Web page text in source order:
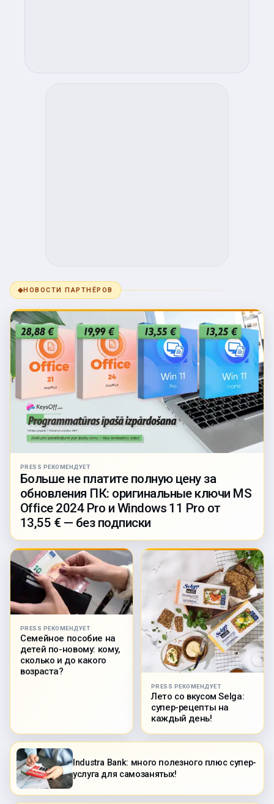
◆НОВОСТИ ПАРТНЁРОВ
PRESS РЕКОМЕНДУЕТ
Больше не платите полную цену за
обновления ПК: оригинальные ключи MS
Office 2024 Pro и Windows 11 Pro от
13,55 € — без подписки
PRESS РЕКОМЕНДУЕТ
Семейное пособие на
детей по-новому: кому,
сколько и до какого
возраста?
PRESS РЕКОМЕНДУЕТ
Лето со вкусом Selga:
супер-рецепты на
каждый день!
Industra Bank: много полезного плюс супер-
услуга для самозанятых!